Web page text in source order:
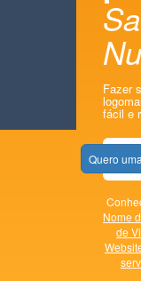
Fazer
fácil e
Quero
Nome
de